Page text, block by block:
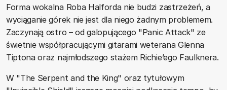
Forma wokalna Roba Halforda nie budzi zastrzeżeń, a
wyciąganie górek nie jest dla niego żadnym problemem.
Zaczynają ostro – od galopującego "Panic Attack" ze
świetnie współpracującymi gitarami weterana Glenna
Tiptona oraz najmłodszego stażem Richie’ego Faulknera.
W "The Serpent and the King" oraz tytułowym